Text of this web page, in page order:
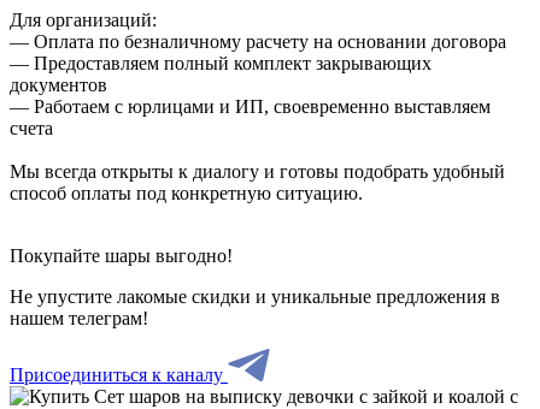
Для организаций:
— Оплата по безналичному расчету на основании договора
— Предоставляем полный комплект закрывающих
документов
— Работаем с юрлицами и ИП, своевременно выставляем
счета
Мы всегда открыты к диалогу и готовы подобрать удобный
способ оплаты под конкретную ситуацию.
Покупайте шары выгодно!
Не упустите лакомые скидки и уникальные предложения в
нашем телеграм!
Присоединиться к каналу